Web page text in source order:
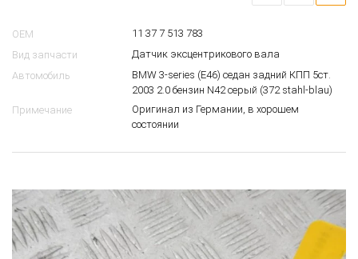
OEM
11 37 7 513 783
Вид запчасти
Датчик эксцентрикового вала
Автомобиль
BMW 3-series (E46) седан задний КПП 5ст.
2003 2.0 бензин N42 серый (372 stahl-blau)
Примечание
Оригинал из Германии, в хорошем
состоянии